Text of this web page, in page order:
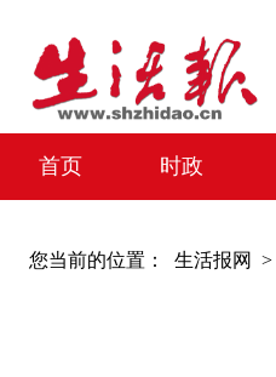
首页 时政
您当前的位置： 生活报网 >